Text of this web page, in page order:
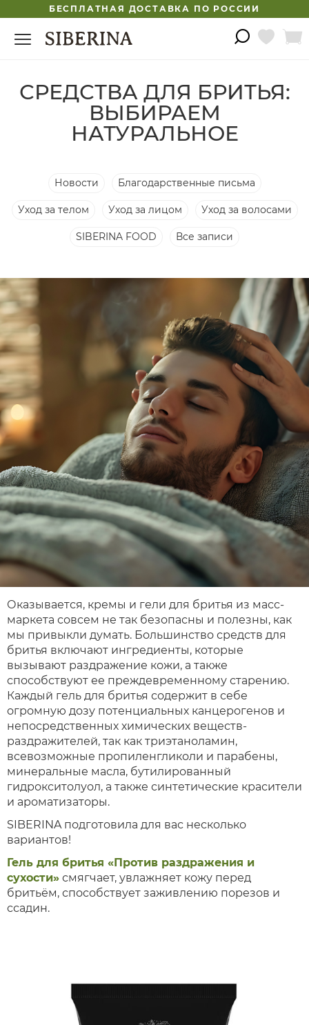
БЕСПЛАТНАЯ ДОСТАВКА ПО РОССИИ
СРЕДСТВА ДЛЯ БРИТЬЯ:
ВЫБИРАЕМ
НАТУРАЛЬНОЕ
Новости Благодарственные письма
Уход за телом Уход за лицом Уход за волосами
SIBERINA FOOD Все записи
Оказывается, кремы и гели для бритья из масс-
маркета совсем не так безопасны и полезны, как
мы привыкли думать. Большинство средств для
бритья включают ингредиенты, которые
вызывают раздражение кожи, а также
способствуют ее преждевременному старению.
Каждый гель для бритья содержит в себе
огромную дозу потенциальных канцерогенов и
непосредственных химических веществ-
раздражителей, так как триэтаноламин,
всевозможные пропиленгликоли и парабены,
минеральные масла, бутилированный
гидрокситолуол, а также синтетические красители
и ароматизаторы.
SIBERINA подготовила для вас несколько
вариантов!
Гель для бритья «Против раздражения и
сухости» смягчает, увлажняет кожу перед
бритьём, способствует заживлению порезов и
ссадин.